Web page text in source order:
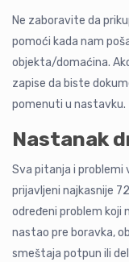
Ne zaboravite da
pomoći kada nam
objekta/domaćina.
zapise da biste
pomenuti u nastavku.
Nastanak
Sva pitanja i problemi
prijavljeni najkasnije
određeni problem koji
nastao pre boravka,
smeštaja potpun ili